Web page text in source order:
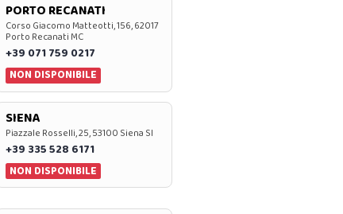
PORTO RECANATI
Corso Giacomo Matteotti, 156, 62017
Porto Recanati MC
+39 071 759 0217
NON DISPONIBILE
SIENA
Piazzale Rosselli, 25, 53100 Siena SI
+39 335 528 6171
NON DISPONIBILE